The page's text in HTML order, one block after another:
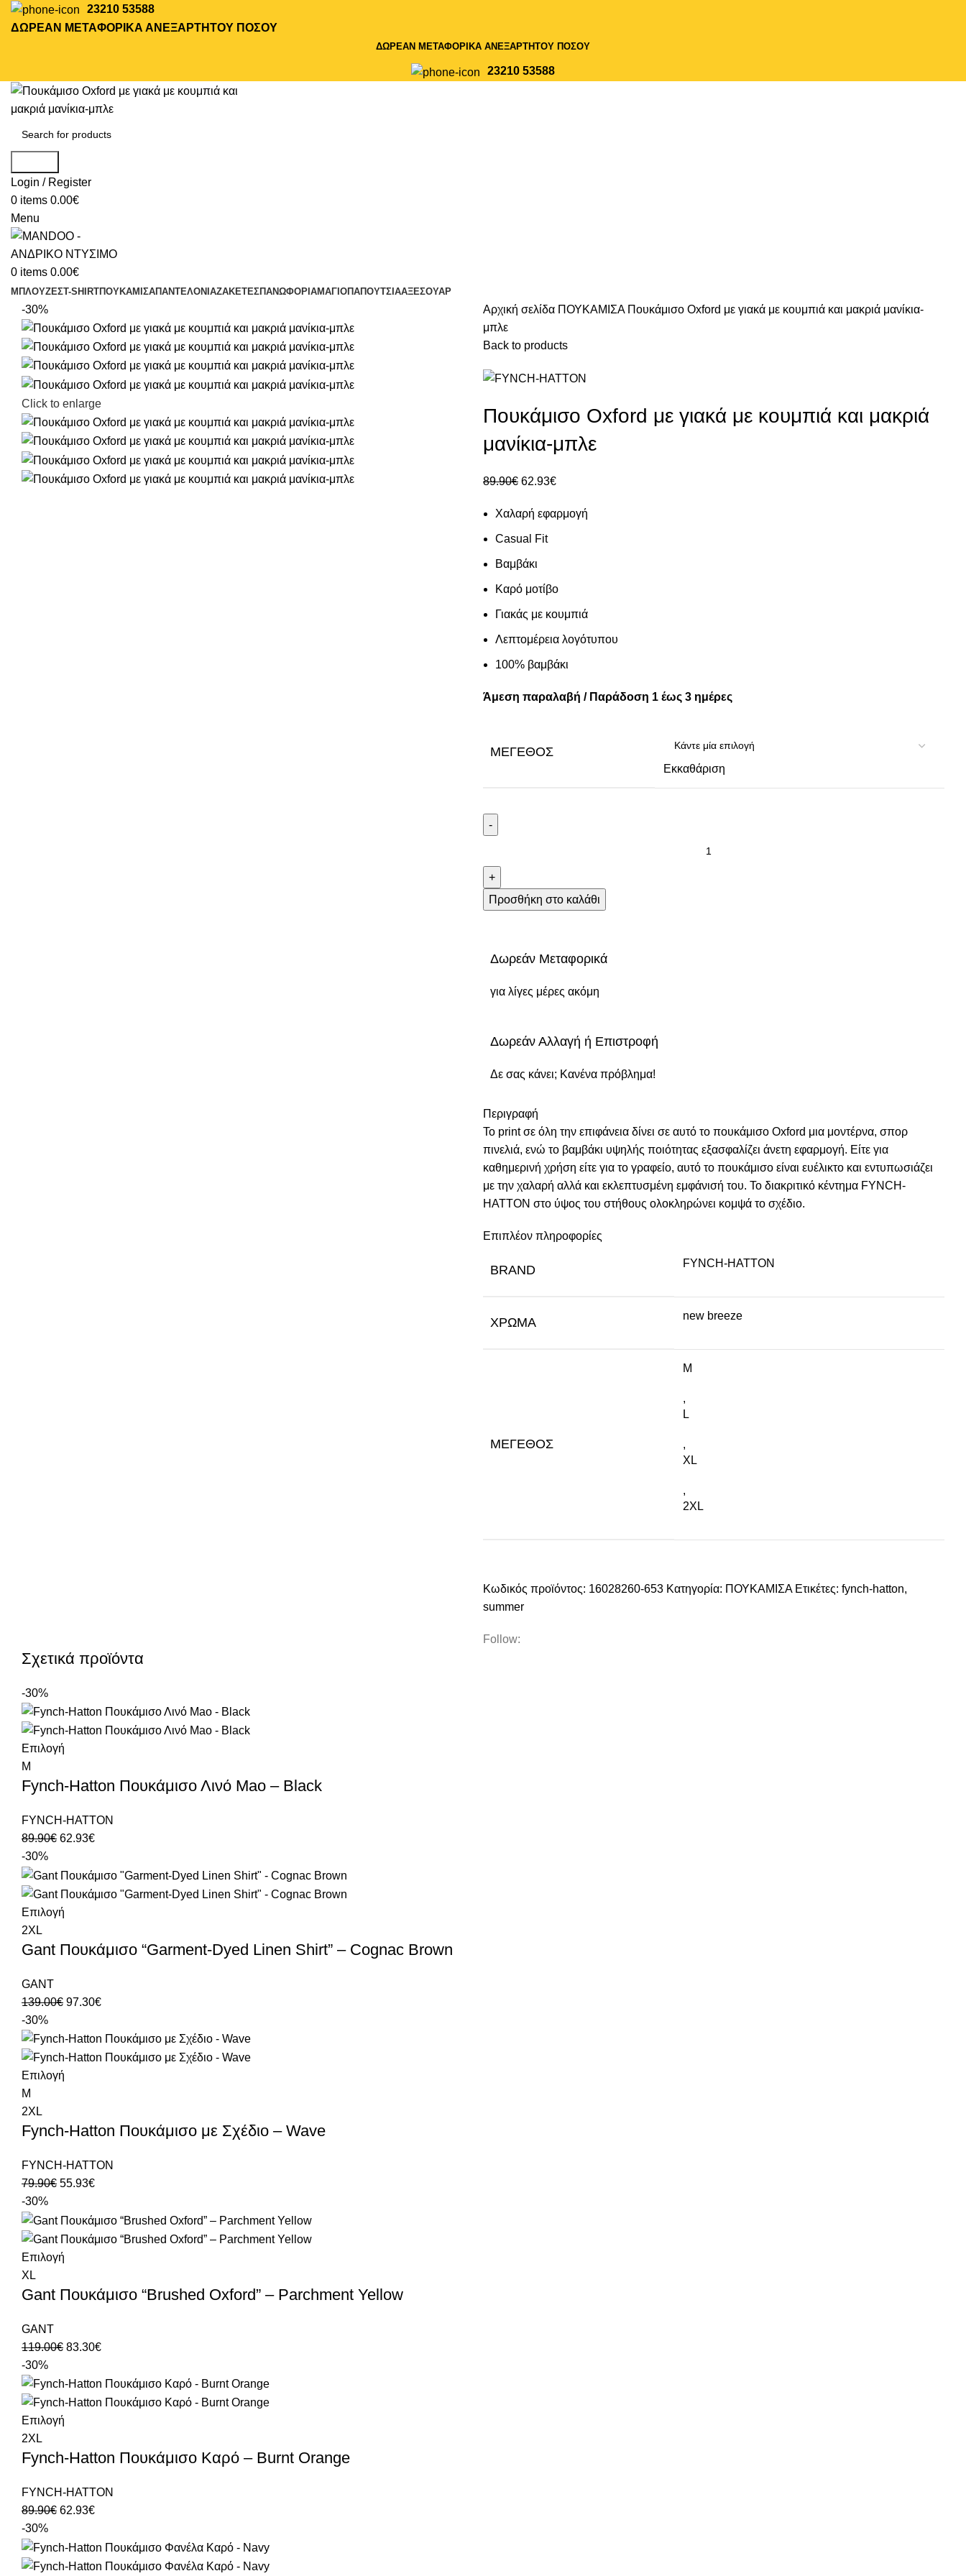
23210 53588
ΔΩΡΕΑΝ ΜΕΤΑΦΟΡΙΚΑ ΑΝΕΞΑΡΤΗΤΟΥ ΠΟΣΟΥ
ΔΩΡΕΑΝ ΜΕΤΑΦΟΡΙΚΑ ΑΝΕΞΑΡΤΗΤΟΥ ΠΟΣΟΥ
23210 53588
Login / Register
0 items 0.00€
Menu
0 items 0.00€
ΜΠΛΟΥΖΕΣT-SHIRTΠΟΥΚΑΜΙΣΑΠΑΝΤΕΛΟΝΙΑΖΑΚΕΤΕΣΠΑΝΩΦΟΡΙΑΜΑΓΙΟΠΑΠΟΥΤΣΙΑΑΞΕΣΟΥΑΡ
-30%
Click to enlarge
Αρχική σελίδα ΠΟΥΚΑΜΙΣΑ Πουκάμισο Oxford με γιακά με κουμπιά και μακριά μανίκια-
μπλε
Back to products
Πουκάμισο Oxford με γιακά με κουμπιά και μακριά
μανίκια-μπλε
89.90€ 62.93€
Χαλαρή εφαρμογή
Casual Fit
Βαμβάκι
Καρό μοτίβο
Γιακάς με κουμπιά
Λεπτομέρεια λογότυπου
100% βαμβάκι
Άμεση παραλαβή / Παράδοση 1 έως 3 ημέρες
ΜΈΓΕΘΟΣ
Εκκαθάριση
Προσθήκη στο καλάθι
Δωρεάν Μεταφορικά
για λίγες μέρες ακόμη
Δωρεάν Αλλαγή ή Επιστροφή
Δε σας κάνει; Κανένα πρόβλημα!
Περιγραφή
Το print σε όλη την επιφάνεια δίνει σε αυτό το πουκάμισο Oxford μια μοντέρνα, σπορ
πινελιά, ενώ το βαμβάκι υψηλής ποιότητας εξασφαλίζει άνετη εφαρμογή. Είτε για
καθημερινή χρήση είτε για το γραφείο, αυτό το πουκάμισο είναι ευέλικτο και εντυπωσιάζει
με την χαλαρή αλλά και εκλεπτυσμένη εμφάνισή του. Το διακριτικό κέντημα FYNCH-
HATTON στο ύψος του στήθους ολοκληρώνει κομψά το σχέδιο.
Επιπλέον πληροφορίες
BRAND FYNCH-HATTON
ΧΡΏΜΑ new breeze
ΜΈΓΕΘΟΣ
M
,
L
,
XL
,
2XL
Κωδικός προϊόντος: 16028260-653 Κατηγορία: ΠΟΥΚΑΜΙΣΑ Ετικέτες: fynch-hatton,
summer
Follow:
Σχετικά προϊόντα
-30%
Επιλογή
M
Fynch-Hatton Πουκάμισο Λινό Μao – Black
FYNCH-HATTON
89.90€ 62.93€
-30%
Επιλογή
2XL
Gant Πουκάμισο “Garment-Dyed Linen Shirt” – Cognac Brown
GANT
139.00€ 97.30€
-30%
Επιλογή
M
2XL
Fynch-Hatton Πουκάμισο με Σχέδιο – Wave
FYNCH-HATTON
79.90€ 55.93€
-30%
Επιλογή
XL
Gant Πουκάμισο “Brushed Oxford” – Parchment Yellow
GANT
119.00€ 83.30€
-30%
Επιλογή
2XL
Fynch-Hatton Πουκάμισο Καρό – Burnt Orange
FYNCH-HATTON
89.90€ 62.93€
-30%